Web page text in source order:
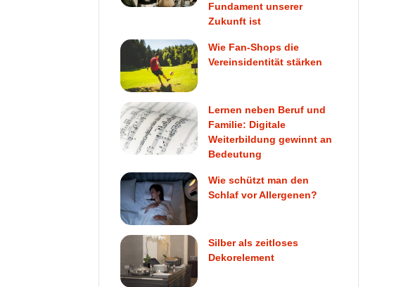
Fundament unserer
Zukunft ist
Wie Fan-Shops die
Vereinsidentität stärken
Lernen neben Beruf und
Familie: Digitale
Weiterbildung gewinnt an
Bedeutung
Wie schützt man den
Schlaf vor Allergenen?
Silber als zeitloses
Dekorelement